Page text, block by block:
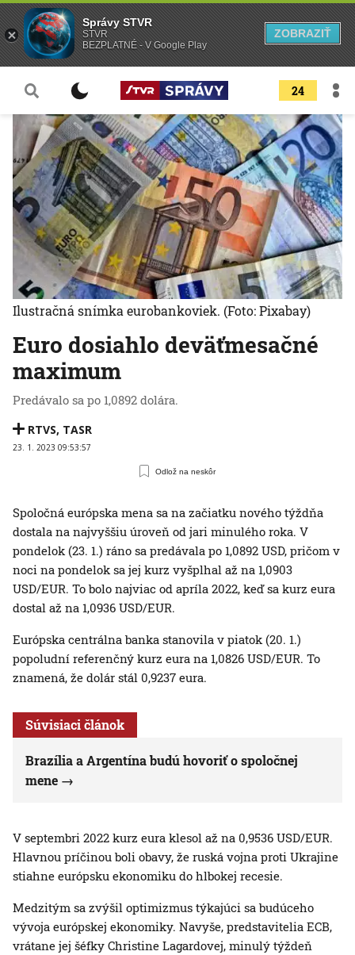
24
Euro dosiahlo deväťmesačné
maximum
Predávalo sa po 1,0892 dolára.
RTVS, TASR
23. 1. 2023 09:53:57
Odlož na neskôr
Ilustračná snímka eurobankoviek. (Foto: Pixabay)
Spoločná európska mena sa na začiatku nového týždňa
dostala na najvyššiu úroveň od jari minulého roka. V
pondelok (23. 1.) ráno sa predávala po 1,0892 USD, pričom v
noci na pondelok sa jej kurz vyšplhal až na 1,0903
USD/EUR. To bolo najviac od apríla 2022, keď sa kurz eura
dostal až na 1,0936 USD/EUR.
Európska centrálna banka stanovila v piatok (20. 1.)
popoludní referenčný kurz eura na 1,0826 USD/EUR. To
znamená, že dolár stál 0,9237 eura.
Súvisiaci článok
Brazília a Argentína budú hovoriť o spoločnej
mene
V septembri 2022 kurz eura klesol až na 0,9536 USD/EUR.
Hlavnou príčinou boli obavy, že ruská vojna proti Ukrajine
stiahne európsku ekonomiku do hlbokej recesie.
Medzitým sa zvýšil optimizmus týkajúci sa budúceho
vývoja európskej ekonomiky. Navyše, predstavitelia ECB,
vrátane jej šéfky Christine Lagardovej, minulý týždeň
Správy STVR
STVR
BEZPLATNÉ - V Google Play
ZOBRAZIŤ